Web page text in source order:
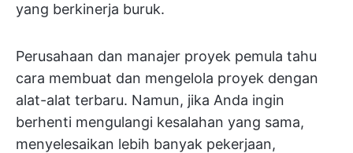
yang berkinerja buruk.
Perusahaan dan manajer proyek pemula tahu
cara membuat dan mengelola proyek dengan
alat-alat terbaru. Namun, jika Anda ingin
berhenti mengulangi kesalahan yang sama,
menyelesaikan lebih banyak pekerjaan,